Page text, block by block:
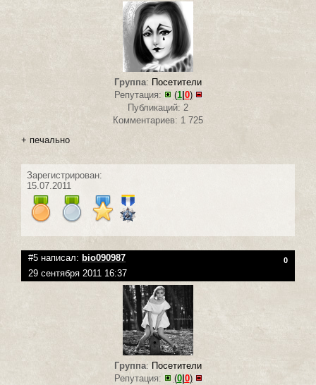
Группа: Посетители
Репутация:
(1| 0)
Публикаций: 2
Комментариев: 1 725
+ печально
Зарегистрирован:
15.07.2011
#5 написал: bio090987 0
29 сентября 2011 16:37
Группа: Посетители
Репутация:
(0| 0)